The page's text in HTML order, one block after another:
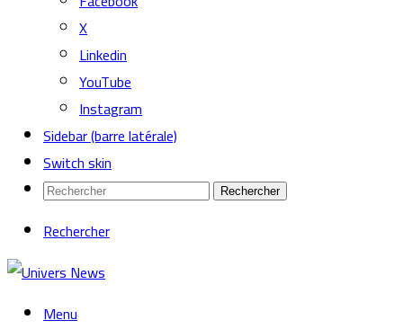
X
Linkedin
YouTube
Instagram
Sidebar (barre latérale)
Switch skin
Rechercher
Rechercher
Menu